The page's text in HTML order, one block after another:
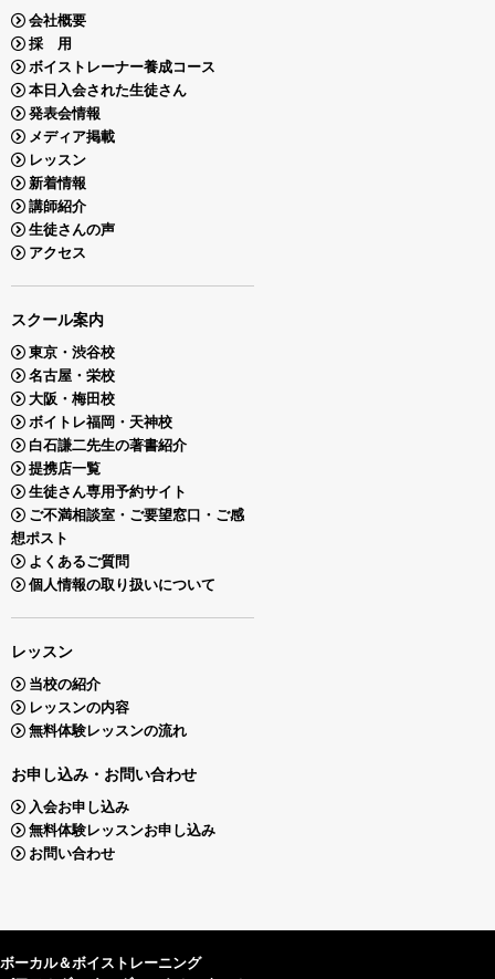
会社概要
採 用
ボイストレーナー養成コース
本日入会された生徒さん
発表会情報
メディア掲載
レッスン
新着情報
講師紹介
生徒さんの声
アクセス
スクール案内
東京・渋谷校
名古屋・栄校
大阪・梅田校
ボイトレ福岡・天神校
白石謙二先生の著書紹介
提携店一覧
生徒さん専用予約サイト
ご不満相談室・ご要望窓口・ご感
想ポスト
よくあるご質問
個人情報の取り扱いについて
レッスン
当校の紹介
レッスンの内容
無料体験レッスンの流れ
お申し込み・お問い合わせ
入会お申し込み
無料体験レッスンお申し込み
お問い合わせ
ボーカル＆ボイストレーニング